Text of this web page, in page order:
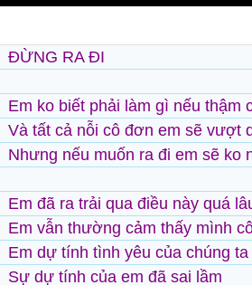
ĐỪNG RA ĐI
Em ko biết phải làm gì nếu thậm
Và tất cả nỗi cô đơn em sẽ vượt
Nhưng nếu muốn ra đi em sẽ ko
Em đã ra trải qua điều này quá
Em vẫn thường cảm thấy mình
Em dự tính tình yêu của chúng ta
Sự dự tính của em đã sai lầm